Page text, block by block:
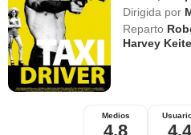
Dirigida por
Reparto
Harvey
Medios
4,8 4,4